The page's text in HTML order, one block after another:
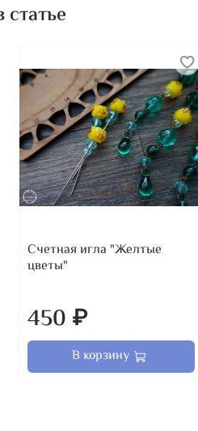
Счетная игла "Желтые
цветы"
450 ₽
В корзину